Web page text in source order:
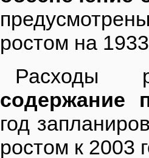
ростом на
Расходы
содержание
год
ростом к 2003